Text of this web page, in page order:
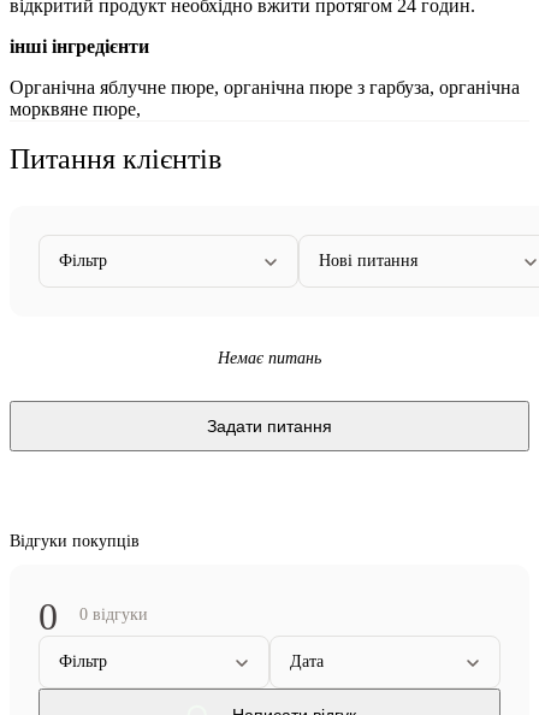
відкритий продукт необхідно вжити протягом 24 годин.
інші інгредієнти
Органічна яблучне пюре, органічна пюре з гарбуза, органічна
морквяне пюре,
Питання клієнтів
Фільтр Нові питання
Немає питань
Задати питання
Відгуки покупців
0 0 відгуки
Фільтр Дата